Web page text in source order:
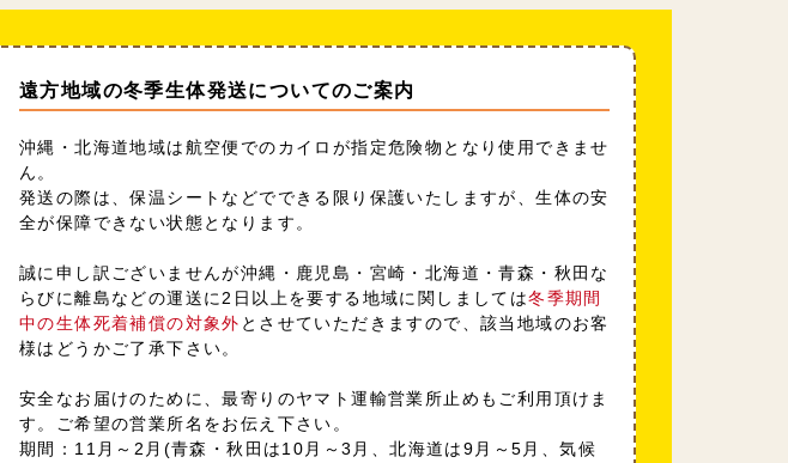
遠方地域の冬季生体発送についてのご案内
沖縄・北海道地域は航空便でのカイロが指定危険物となり使用できませ
ん。
発送の際は、保温シートなどでできる限り保護いたしますが、生体の安
全が保障できない状態となります。
誠に申し訳ございませんが沖縄・鹿児島・宮崎・北海道・青森・秋田な
らびに離島などの運送に2日以上を要する地域に関しましては冬季期間
中の生体死着補償の対象外 とさせていただきますので、該当地域のお客
様はどうかご了承下さい。
安全なお届けのために、最寄りのヤマト運輸営業所止めもご利用頂けま
す。ご希望の営業所名をお伝え下さい。
期間：11月～2月(青森・秋田は10月～3月、北海道は9月～5月、気候